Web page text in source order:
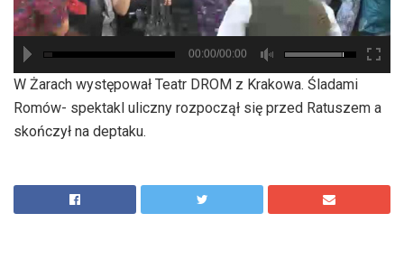
hd2880
hd2160
hd2160
hd1440
highres
hd1080
hd720
large
medium
small
00:00/00:00
W Żarach występował Teatr DROM z Krakowa. Śladami
Romów- spektakl uliczny rozpoczął się przed Ratuszem a
skończył na deptaku.